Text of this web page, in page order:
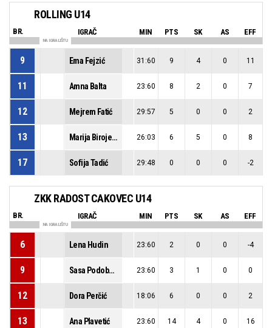
ROLLING U14
BR. IGRAČ MIN PTS SK AS EFF
NA IGRALIŠTU
9 Ema Fejzić 31:60 9 4 0 11
11 Amna Balta 23:60 8 2 0 7
12 Mejrem Fatić 29:57 5 0 0 2
13 Marija Birojević 26:03 6 5 0 8
17 Sofija Tadić 29:48 0 0 0 -2
ZKK RADOST CAKOVEC U14
BR. IGRAČ MIN PTS SK AS EFF
NA IGRALIŠTU
6 Lena Hudin 23:60 2 0 0 -4
9 Sasa Podobnik 23:60 3 1 0 0
12 Dora Perčić 18:06 6 0 0 2
13 Ana Plavetić 23:60 14 4 0 16